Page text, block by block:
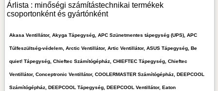
Árlista : minőségi számítástechnikai termékek
csoportonként és gyártónként
Akasa Ventillátor, Akyga Tápegység, APC Szünetmentes tápegység (UPS), APC
Túlfeszültség-védelem, Arctic Ventillátor, Artic Ventillátor, ASUS Tápegység, Be
quiet! Tápegység, Chieftec Számítógépház, CHIEFTEC Tápegység, Chieftec
Ventillátor, Conceptronic Ventillátor, COOLERMASTER Számítógépház, DEEPCOOL
Számítógépház, DEEPCOOL Tápegység, DEEPCOOL Ventillátor, Eaton